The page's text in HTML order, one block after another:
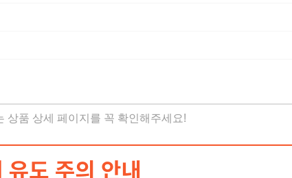
상품 상세 페이지를 꼭 확인해주세요!